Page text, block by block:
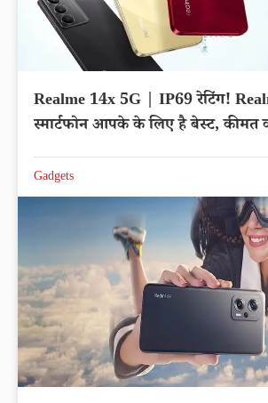
Realme 14x 5G | IP69 रेटिंग!
स्मार्टफोन आपके के लिए है बेस्ट,
Gadgets